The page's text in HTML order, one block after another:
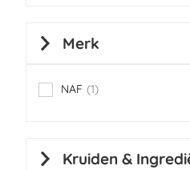
Merk
NAF 1
item
Kruiden &